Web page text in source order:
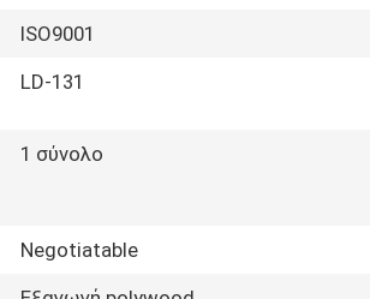
ISO9001
LD-131
1 σύνολο
Negotiatable